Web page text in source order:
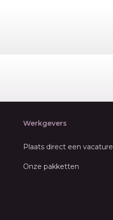
Werkgevers
Plaats direct een vacature
Onze pakketten